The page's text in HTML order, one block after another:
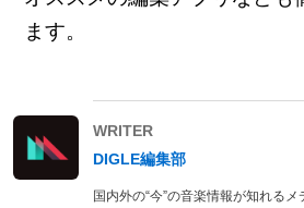
ます。
WRITER
DIGLE編集部
国内外の“今”の音楽情報が知れる